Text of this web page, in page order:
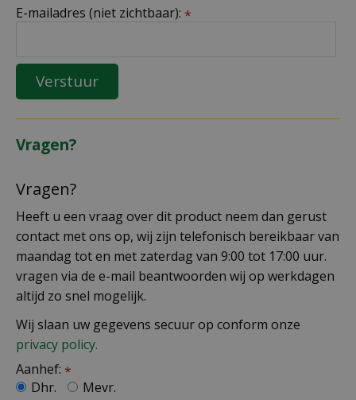
E-mailadres (niet zichtbaar): *
Vragen?
Vragen?
Heeft u een vraag over dit product neem dan gerust
contact met ons op, wij zijn telefonisch bereikbaar van
maandag tot en met zaterdag van 9:00 tot 17:00 uur.
vragen via de e-mail beantwoorden wij op werkdagen
altijd zo snel mogelijk.
Wij slaan uw gegevens secuur op conform onze
privacy policy.
Aanhef: *
Dhr.
Mevr.